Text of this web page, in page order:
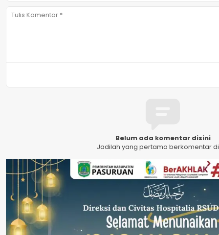
Belum ada komentar disini
Jadilah yang pertama berkomentar